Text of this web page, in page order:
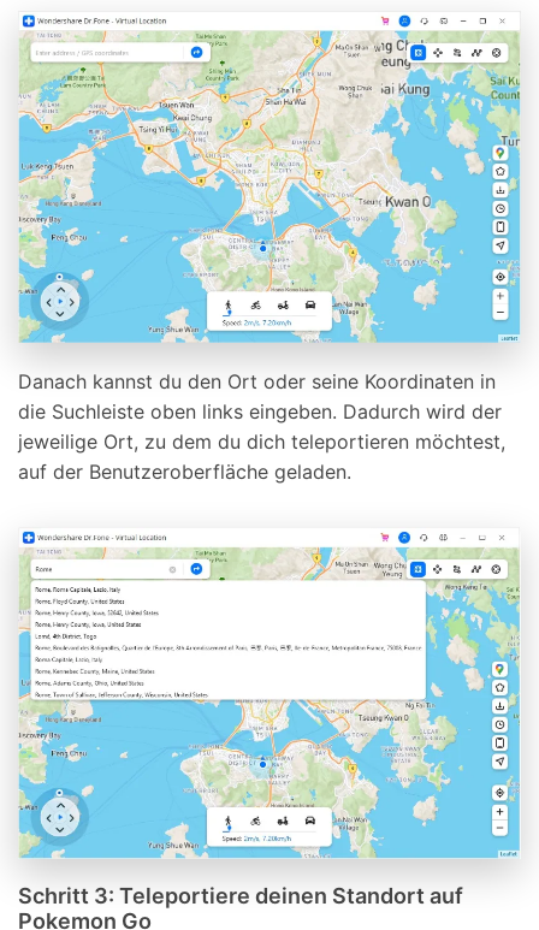
Danach kannst du den Ort oder seine Koordinaten in
die Suchleiste oben links eingeben. Dadurch wird der
jeweilige Ort, zu dem du dich teleportieren möchtest,
auf der Benutzeroberfläche geladen.
Schritt 3: Teleportiere deinen Standort auf
Pokemon Go